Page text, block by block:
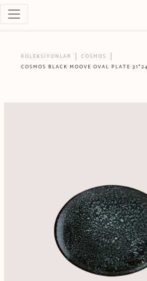
KOLEKSİYONLAR
COSMOS
COSMOS BLACK MOOVE OVAL PLATE